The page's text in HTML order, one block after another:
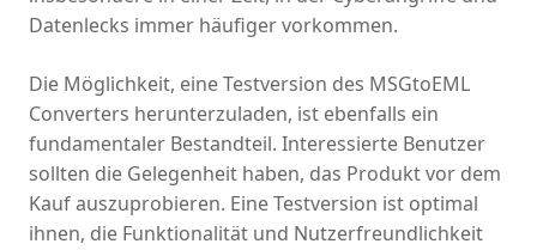
Datenlecks immer häufiger vorkommen.
Die Möglichkeit, eine Testversion des MSGtoEML
Converters herunterzuladen, ist ebenfalls ein
fundamentaler Bestandteil. Interessierte Benutzer
sollten die Gelegenheit haben, das Produkt vor dem
Kauf auszuprobieren. Eine Testversion ist optimal
ihnen, die Funktionalität und Nutzerfreundlichkeit